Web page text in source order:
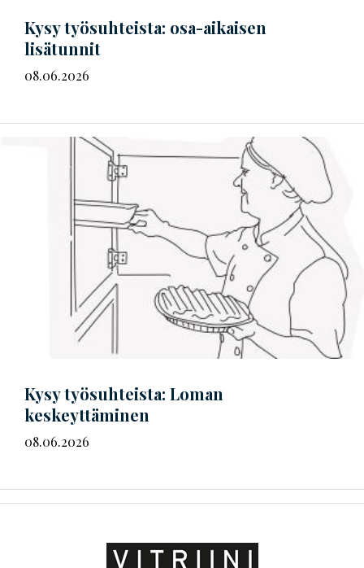
Kysy työsuhteista: osa-aikaisen
lisätunnit
08.06.2026
Kysy työsuhteista: Loman
keskeyttäminen
08.06.2026